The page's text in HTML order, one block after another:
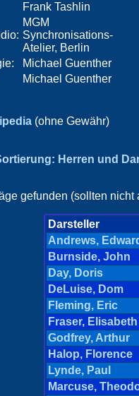
Frank Tashlin
MGM
Synchronisations-
Atelier, Berlin
Michael Guenther
Michael Guenther
(ohne Gewähr)
Herren und
gefunden (sollten
Darsteller
Andrews,
Burnside, John
Day, Doris
DeLuise, Dom
Fleming, Eric
Fraser, Elisabeth
Godfrey, Arthur
Halop, Florence
Lynde, Paul
Marcuse,